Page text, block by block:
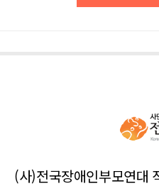
(사)전국장애인부모연대